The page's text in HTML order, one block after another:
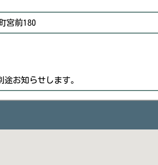
宮前180
お知らせします。